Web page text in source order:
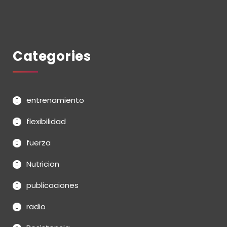
Categories
entrenamiento
flexibilidad
fuerza
Nutricion
publicaciones
radio